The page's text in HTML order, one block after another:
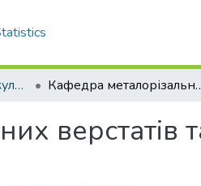
Машинобудівний факультет Кафедра металорізальних
верстатів